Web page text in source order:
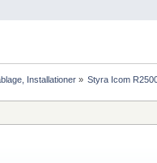
Installationer » Styra Icom